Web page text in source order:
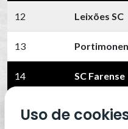
12 Leixões SC
13
14 SC Farense
SCU
Uso de